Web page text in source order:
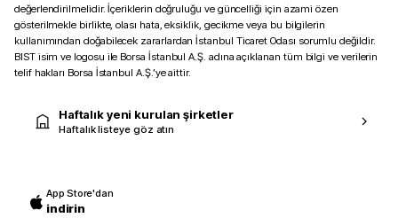
değerlendirilmelidir. İçeriklerin doğruluğu ve güncelliği için azami özen
gösterilmekle birlikte, olası hata, eksiklik, gecikme veya bu bilgilerin
kullanımından doğabilecek zararlardan İstanbul Ticaret Odası sorumlu değildir.
BIST isim ve logosu ile Borsa İstanbul A.Ş. adına açıklanan tüm bilgi ve verilerin
telif hakları Borsa İstanbul A.Ş.’ye aittir.
Haftalık yeni kurulan şirketler
Haftalık listeye göz atın
App Store'dan
indirin